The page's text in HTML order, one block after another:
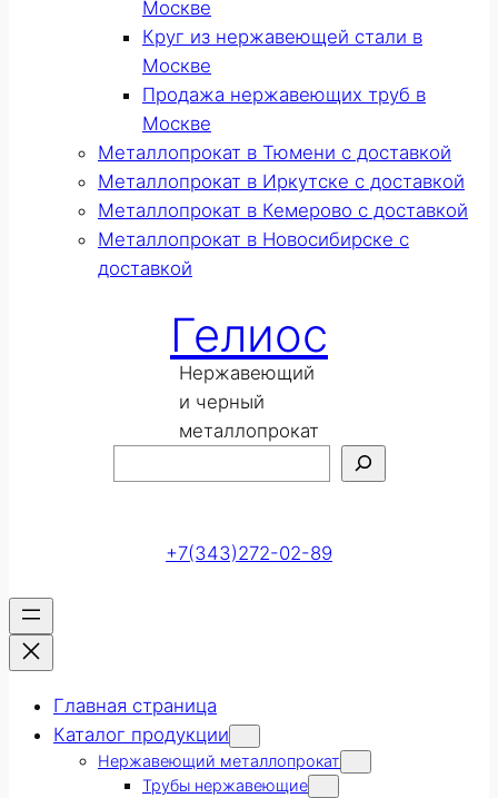
Москве
Круг из нержавеющей стали в
Москве
Продажа нержавеющих труб в
Москве
Металлопрокат в Тюмени с доставкой
Металлопрокат в Иркутске с доставкой
Металлопрокат в Кемерово с доставкой
Металлопрокат в Новосибирске с
доставкой
Гелиос
Нержавеющий
и черный
металлопрокат
+7(343)272-02-89
Главная страница
Каталог продукции
Нержавеющий металлопрокат
Трубы нержавеющие